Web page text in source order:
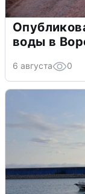
воды в
6 августа 0